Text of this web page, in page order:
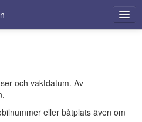
och vaktdatum. Av
eller båtplats även om